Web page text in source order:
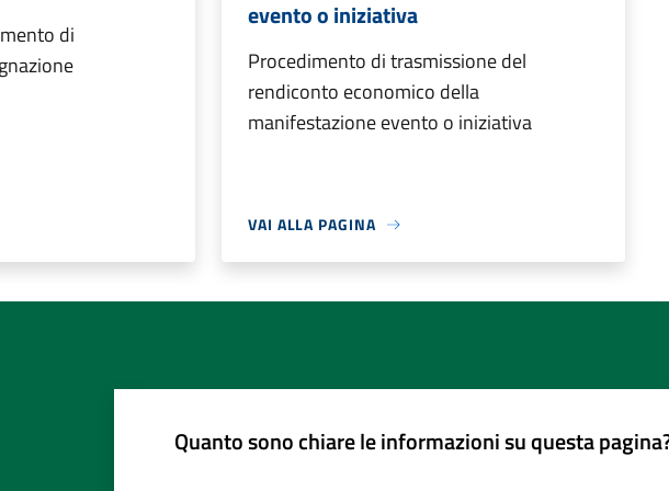
di
evento o iniziativa
Procedimento di trasmissione del
rendiconto economico della
manifestazione evento o iniziativa
VAI ALLA PAGINA
Quanto sono chiare le informazioni su questa